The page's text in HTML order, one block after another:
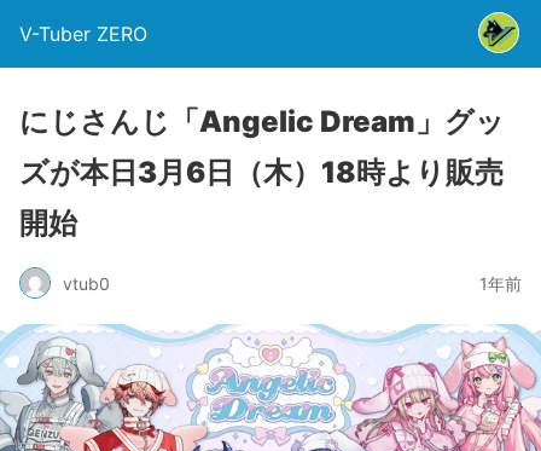
V-Tuber ZERO
にじさんじ「Angelic Dream」グッ
ズが本日3月6日（木）18時より販売
開始
vtub0 1年前